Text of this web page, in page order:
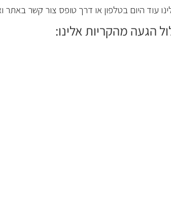
עוד היום בטלפון או דרך טופס צור קשר
הגעה מהקריות אלינו: